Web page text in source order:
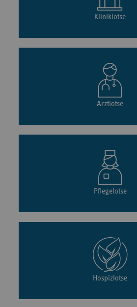
Kliniklotse
Arztlotse
Pflegelotse
Hospizlotse